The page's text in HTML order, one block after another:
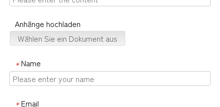
Anhänge hochladen
Wählen Sie ein Dokument aus
* Name
* Email